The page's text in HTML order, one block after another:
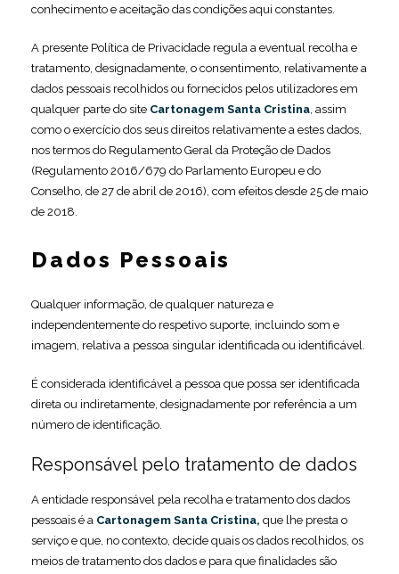
conhecimento e aceitação das condições aqui constantes.
A presente Política de Privacidade regula a eventual recolha e
tratamento, designadamente, o consentimento, relativamente a
dados pessoais recolhidos ou fornecidos pelos utilizadores em
qualquer parte do site Cartonagem Santa Cristina, assim
como o exercício dos seus direitos relativamente a estes dados,
nos termos do Regulamento Geral da Proteção de Dados
(Regulamento 2016/679 do Parlamento Europeu e do
Conselho, de 27 de abril de 2016), com efeitos desde 25 de maio
de 2018.
Dados Pessoais
Qualquer informação, de qualquer natureza e
independentemente do respetivo suporte, incluindo som e
imagem, relativa a pessoa singular identificada ou identificável.
É considerada identificável a pessoa que possa ser identificada
direta ou indiretamente, designadamente por referência a um
número de identificação.
Responsável pelo tratamento de dados
A entidade responsável pela recolha e tratamento dos dados
pessoais é a Cartonagem Santa Cristina, que lhe presta o
serviço e que, no contexto, decide quais os dados recolhidos, os
meios de tratamento dos dados e para que finalidades são